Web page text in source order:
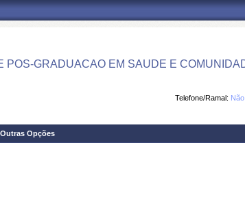
POS-GRADUACAO EM SAUDE E
Telefone/Ramal:
Outras Opções